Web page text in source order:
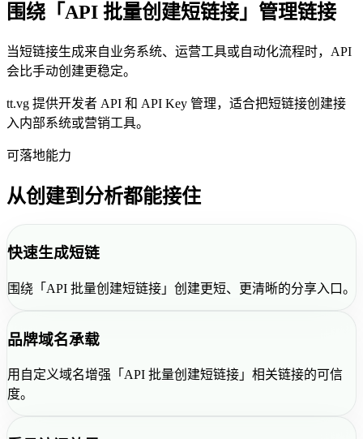
围绕「API 批量创建短链接」管理链接
当短链接生成来自业务系统、运营工具或自动化流程时，API
会比手动创建更稳定。
tt.vg 提供开发者 API 和 API Key 管理，适合把短链接创建接
入内部系统或营销工具。
可落地能力
从创建到分析都能接住
快速生成短链
围绕「API 批量创建短链接」创建更短、更清晰的分享入口。
品牌域名承载
用自定义域名增强「API 批量创建短链接」相关链接的可信
度。